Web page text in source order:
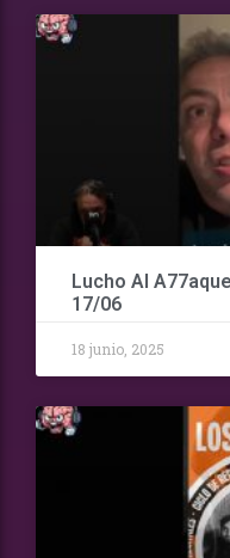
Lucho Al
17/06
18 junio, 2025